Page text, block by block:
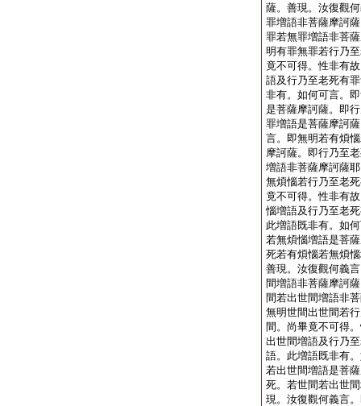
薩。善現。汝復觀
罪増語非菩薩摩訶
罪若無罪増語非菩
明有罪無罪若行乃
竟不可得。性非有
語及行乃至老死有
非有。如何可言。
是菩薩摩訶薩。即
罪増語是菩薩摩訶
言。即無明若有煩
摩訶薩。即行乃至
増語非菩薩摩訶薩
無煩惱若行乃至老
竟不可得。性非有
惱増語及行乃至老
此増語既非有。如
若無煩惱増語是菩
死若有煩惱若無煩
善現。汝復觀何義
間増語非菩薩摩訶
間若出世間増語非
無明世間出世間若
間。尚畢竟不可得
出世間増語及行乃
語。此増語既非有
若出世間増語是菩
死。若世間若出世
現。汝復觀何義言